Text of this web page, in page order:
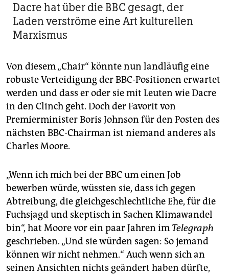
Dacre hat über die BBC gesagt, der
Laden verströme eine Art kulturellen
Marxismus
Von diesem „Chair“ könnte nun landläufig eine
robuste Verteidigung der BBC-Positionen erwartet
werden und dass er oder sie mit Leuten wie Dacre
in den Clinch geht. Doch der Favorit von
Premierminister Boris Johnson für den Posten des
nächsten BBC-Chairman ist niemand anderes als
Charles Moore.
„Wenn ich mich bei der BBC um einen Job
bewerben würde, wüssten sie, dass ich gegen
Abtreibung, die gleichgeschlechtliche Ehe, für die
Fuchsjagd und skeptisch in Sachen Klimawandel
bin“, hat Moore vor ein paar Jahren im Telegraph
geschrieben. „Und sie würden sagen: So jemand
können wir nicht nehmen.“ Auch wenn sich an
seinen Ansichten nichts geändert haben dürfte,